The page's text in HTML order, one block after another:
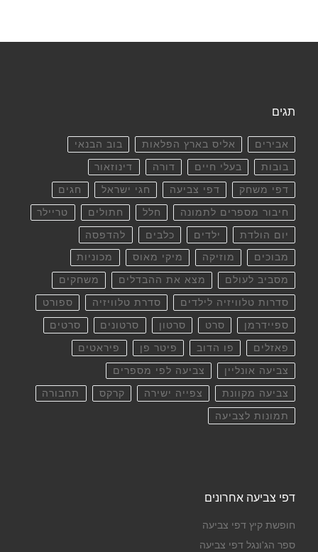
תגים
אבירים אליס בארץ הפלאות בוב הבנאי
בובות בעלי חיים דורה דינוזאור
דפי משחק דפי צביעה חגי ישראל חגים
חיבור מספרים לתמונה חלל חתולים טריילר
יום הולדת ילדים כלבים להדפסה
מבוכים מוזיקה מיקי מאוס מכוניות
מסביב לעולם מצא את ההבדלים משחקים
סדרות טלוויזיה לילדים סדרת טלוויזיה ספורט
ספיידרמן סרט סרטון סרטונים סרטים
פאזלים פו הדוב פיטר פן פיראטים
צביעה אונליין צביעה לפי מספרים
צביעה מקוונת צפייה ישירה קרקס תחבורה
תמונות לצביעה
דפי צביעה אחרונים
חופשת קיץ דפי צביעה
ספר הג'ונגל דפי צביעה